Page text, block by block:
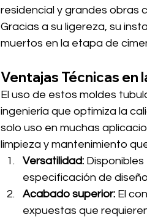
residencial y grandes obras
Gracias a su ligereza, su
muertos en la etapa de
Ventajas Técnicas en
El uso de estos moldes
ingeniería que optimiza la
solo uso en muchas
limpieza y mantenimiento
Versatilidad:
especificación de
Acabado superior: El
expuestas que